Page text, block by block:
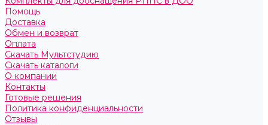
Помощь
Доставка
Обмен и возврат
Оплата
Скачать Мультстудию
Скачать каталоги
О компании
Контакты
Готовые решения
Политика конфиденциальности
Отзывы